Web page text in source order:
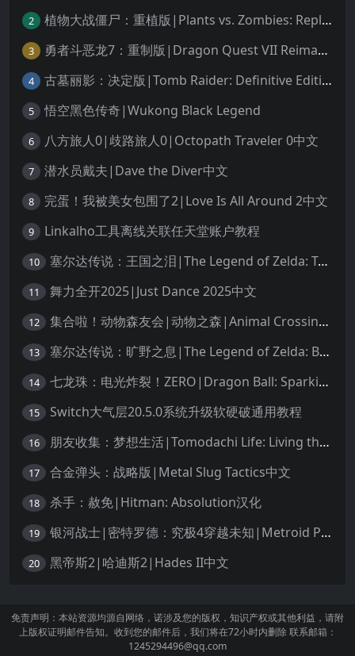
2 植物大战僵尸：重植版|Plants vs. Zombies: Replanted中文
3 勇者斗恶龙7：重制版|Dragon Quest VII Reimagined中文
4 古墓丽影：决定版|Tomb Raider: Definitive Edition中文
5 悟空黑色传奇|Wukong Black Legend
6 八方旅人0|歧路旅人0|Octopath Traveler 0中文
7 潜水员戴夫|Dave the Diver中文
8 完蛋！我被美女包围了2|Love Is All Around 2中文
9 Linkalho工具离线关联任天堂账户教程
10 塞尔达传说：王国之泪|The Legend of Zelda: Tears of the Kingdom中文
11 舞力全开2025|Just Dance 2025中文
12 集合啦！动物森友会|动物之森|Animal Crossing: New Horizons中文
13 塞尔达传说：旷野之息|The Legend of Zelda: Breath of the Wild中文
14 七龙珠：电光炸裂！ZERO|Dragon Ball: Sparking! Zero中文
15 Switch大气层20.5.0系统升级软硬破通用教程
16 朋友收集：梦想生活|Tomodachi Life: Living the Dream中文
17 合金弹头：战略版|Metal Slug Tactics中文
18 杀手：赦免|Hitman: Absolution汉化
19 银河战士|密特罗德：究极4穿越未知|Metroid Prime 4: Beyond中文
20 黑帝斯2|哈迪斯2|Hades II中文
免责声明：本站资源均源自网络，诺涉及您的版权，知识产权或其他利益，请附
上版权证明邮件告知。收到您的邮件后，我们将在72小时内删除 联系邮箱：
1245294496@qq.com